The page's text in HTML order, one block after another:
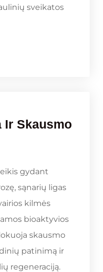
sveikatos
Ir Skausmo
gydant
sąnarių ligas
kilmės
bioaktyvios
skausmo
patinimą ir
regeneraciją.